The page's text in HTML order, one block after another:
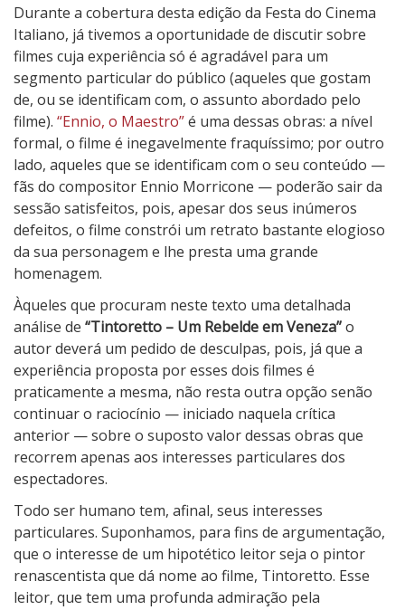
T
i
n
t
o
r
e
t
t
o
–
U
m
R
e
b
e
l
d
e
e
m
V
e
n
e
z
a
Durante a cobertura desta edição da Festa do Cinema
Italiano, já tivemos a oportunidade de discutir sobre
filmes cuja experiência só é agradável para um
segmento particular do público (aqueles que gostam
de, ou se identificam com, o assunto abordado pelo
filme). “Ennio, o Maestro”é uma dessas obras: a nível
formal, o filme é inegavelmente fraquíssimo; por outro
lado, aqueles que se identificam com o seu conteúdo —
fãs do compositor Ennio Morricone — poderão sair da
sessão satisfeitos, pois, apesar dos seus inúmeros
defeitos, o filme constrói um retrato bastante elogioso
da sua personagem e lhe presta uma grande
homenagem.
Àqueles que procuram neste texto uma detalhada
análise de “Tintoretto – Um Rebelde em Veneza”o
autor deverá um pedido de desculpas, pois, já que a
experiência proposta por esses dois filmes é
praticamente a mesma, não resta outra opção senão
continuar o raciocínio — iniciado naquela crítica
anterior — sobre o suposto valor dessas obras que
recorrem apenas aos interesses particulares dos
espectadores.
Todo ser humano tem, afinal, seus interesses
particulares. Suponhamos, para fins de argumentação,
que o interesse de um hipotético leitor seja o pintor
renascentista que dá nome ao filme, Tintoretto. Esse
leitor, que tem uma profunda admiração pela